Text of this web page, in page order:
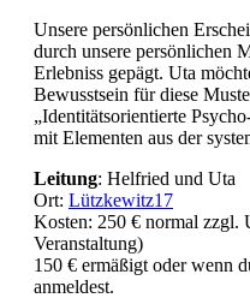
Unsere persönlichen
durch unsere persönlichen
Erlebniss gepägt. Uta
Bewusstsein für diese
„Identitätsorientierte
mit Elementen aus der
Leitung: Helfried und Uta
Ort: Lützkewitz17
Kosten: 250 € normal
Veranstaltung)
150 € ermäßigt oder wenn
anmeldest.